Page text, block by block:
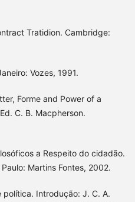
Tratidion. Cambridge:
Vozes, 1991.
Forme and Power of a
C. B. Macpherson.
a Respeito do cidadão.
Martins Fontes, 2002.
e política. Introdução: J. C. A.